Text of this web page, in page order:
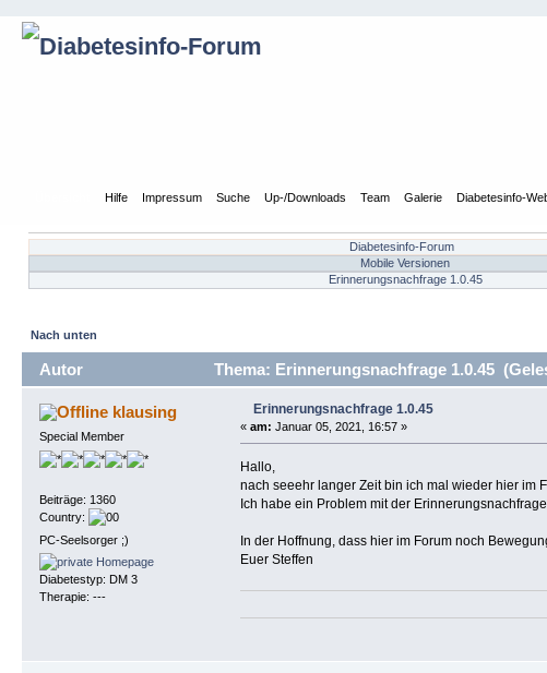
Hilfe Impressum Suche Up-/Downloads Team Galerie Diabetesinfo-
Diabetesinfo-Forum
Mobile Versionen
Erinnerungsnachfrage 1.0.45
Nach unten
Autor Thema: Erinnerungsnachfrage 1.0.45
klausing
Special Member
Beiträge: 1360
Country:
PC-Seelsorger ;)
Diabetestyp: DM 3
Therapie: ---
Erinnerungsnachfrage 1.0.45
« am: Januar 05, 2021, 16:57 »
Hallo,
nach seeehr langer Zeit bin ich mal wieder hier im
Ich habe ein Problem mit der
In der Hoffnung, dass hier im Forum noch
Euer Steffen